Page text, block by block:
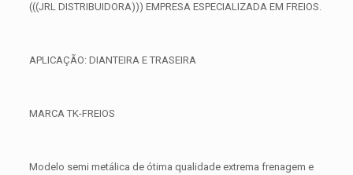
(((JRL DISTRIBUIDORA))) EMPRESA ESPECIALIZADA EM FREIOS.
APLICAÇÃO: DIANTEIRA E TRASEIRA
MARCA TK-FREIOS
Modelo semi metálica de ótima qualidade extrema frenagem e